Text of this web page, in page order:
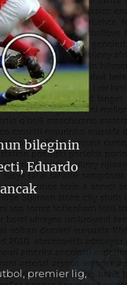
bileginin
Eduardo
, premier lig,